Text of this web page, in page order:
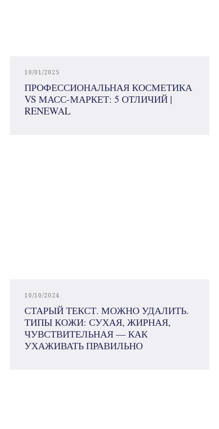
10/01/2025
ПРОФЕССИОНАЛЬНАЯ КОСМЕТИКА
VS МАСС-МАРКЕТ: 5 ОТЛИЧИЙ |
RENEWAL
10/10/2024
СТАРЫЙ ТЕКСТ. МОЖНО УДАЛИТЬ.
ТИПЫ КОЖИ: СУХАЯ, ЖИРНАЯ,
ЧУВСТВИТЕЛЬНАЯ — КАК
УХАЖИВАТЬ ПРАВИЛЬНО